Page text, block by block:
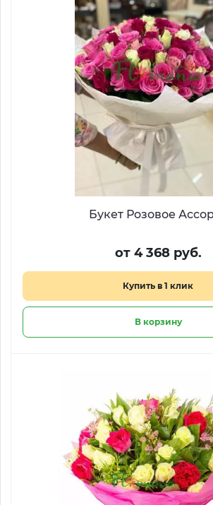
Букет Розовое
от 4 368 руб.
Купить в 1 клик
В корзину